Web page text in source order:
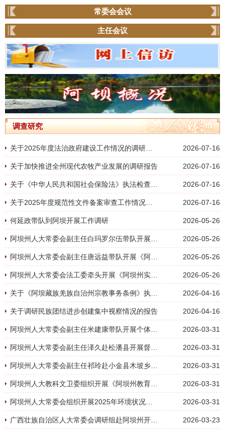
常委会会议
主任会议
调查研究
2026-07-16
关于加快推进全州现代农牧产业发展的调研报告 2026-07-16
2026-07-16
2026-07-16
何延政带队到阿坝开展工作调研 2026-05-26
2026-05-26
2026-05-26
2026-05-26
2026-04-16
关于调研民族团结进步创建集中视察情况的报告 2026-04-16
2026-03-31
2026-03-31
2026-03-31
2026-03-31
2026-03-31
2026-03-23